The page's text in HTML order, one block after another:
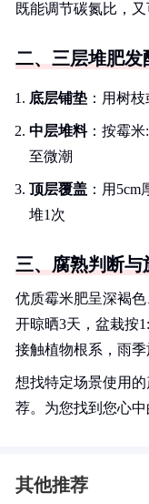
既能调节碳氮比，又
二、三层堆肥发
底层铺垫 ：用树
中层堆料：按霉米
至微潮
顶层覆盖 ：用
堆1次
三、腐熟判断与
优质霉米肥呈深褐
开晾晒3天，盆栽按
接触植物根系，雨季
想找特定场景使用
荐。为您找到您心
其他推荐